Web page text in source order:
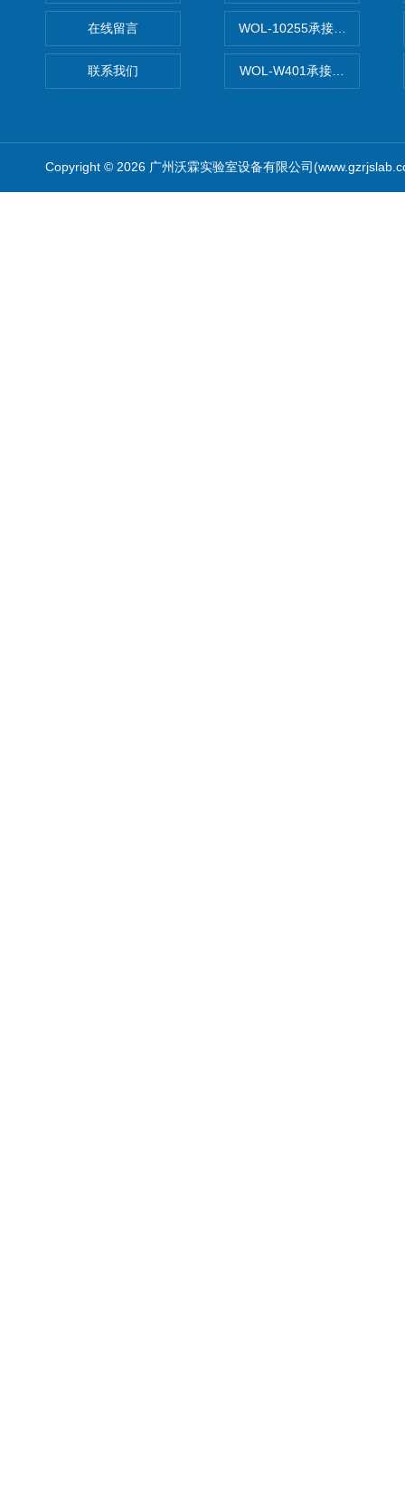
在线留言
联系我们
WOL-10255承接清远电子
WOL-W401承接食品QS认
Copyright © 2026 广州沃霖实验室设备有限公司